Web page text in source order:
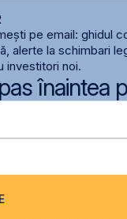
pe email: ghidul
alerte la schimbari
investitori noi.
înaintea